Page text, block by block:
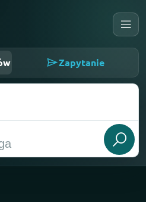
Zapytanie